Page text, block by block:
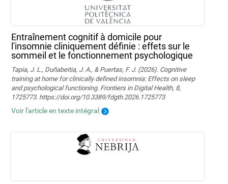
Entraînement cognitif à domicile pour
l'insomnie cliniquement définie : effets sur le
sommeil et le fonctionnement psychologique
Tapia, J. L., Duñabeitia, J. A., & Puertas, F. J. (2026). Cognitive
training at home for clinically defined insomnia: Effects on sleep
and psychological functioning. Frontiers in Digital Health, 8,
1725773. https://doi.org/10.3389/fdgth.2026.1725773
Voir l'article en texte intégral